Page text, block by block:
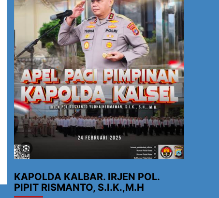
KAPOLDA KALBAR. IRJEN POL.
PIPIT RISMANTO, S.I.K.,M.H